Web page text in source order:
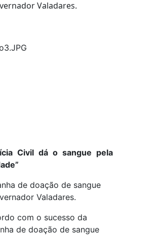
Civil dá o sangue pela
de doação de sangue
Valadares.
com o sucesso da
de doação de sangue